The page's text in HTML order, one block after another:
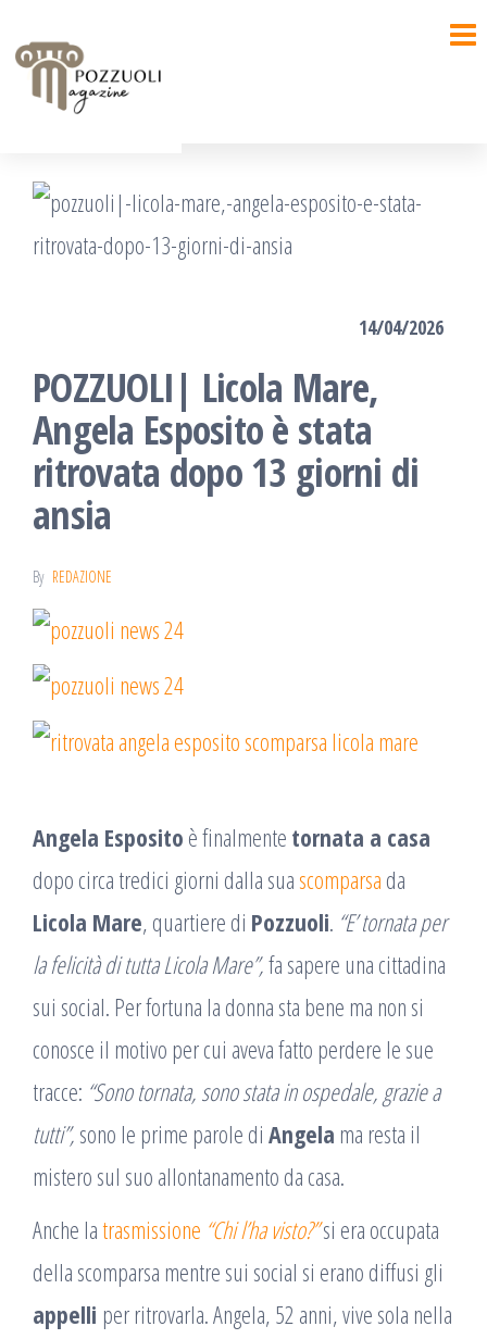
contenuto
14/04/2026
POZZUOLI| Licola Mare,
Angela Esposito è stata
ritrovata dopo 13 giorni di
ansia
By REDAZIONE
Angela Esposito è finalmente tornata a casa
dopo circa tredici giorni dalla suascomparsa da
Licola Mare, quartiere di Pozzuoli. “E’ tornata per
la felicità di tutta Licola Mare”,fa sapere una cittadina
sui social. Per fortuna la donna sta bene ma non si
conosce il motivo per cui aveva fatto perdere le sue
tracce: “Sono tornata, sono stata in ospedale, grazie a
tutti”, sono le prime parole di Angela ma resta il
mistero sul suo allontanamento da casa.
Anche latrasmissione “Chi l’ha visto?”si era occupata
della scomparsa mentre sui social si erano diffusi gli
appelli per ritrovarla. Angela, 52 anni, vive sola nella